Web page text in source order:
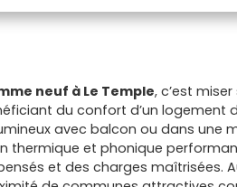
neuf à Le Temple, c’est
du confort d’un logement
avec balcon ou dans une
thermique et phonique
et des charges maîtrisées.